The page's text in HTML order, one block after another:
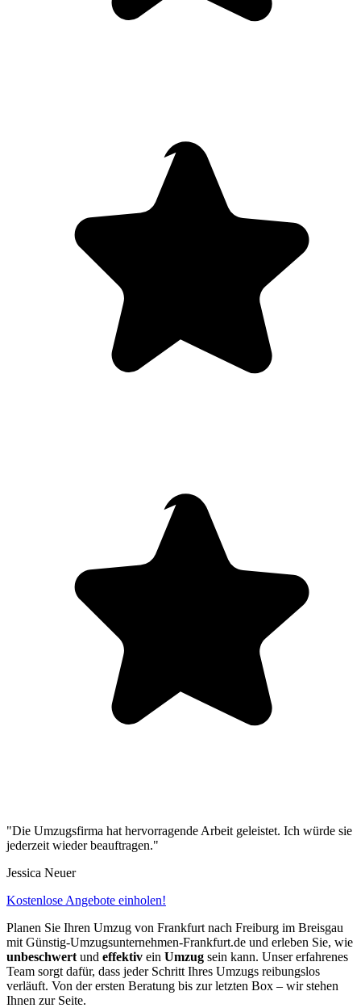
"Die Umzugsfirma hat hervorragende Arbeit geleistet. Ich würde sie
jederzeit wieder beauftragen."
Jessica Neuer
Kostenlose Angebote einholen!
Planen Sie Ihren Umzug von Frankfurt nach Freiburg im Breisgau
mit Günstig-Umzugsunternehmen-Frankfurt.de und erleben Sie, wie
unbeschwert und effektiv ein Umzug sein kann. Unser erfahrenes
Team sorgt dafür, dass jeder Schritt Ihres Umzugs reibungslos
verläuft. Von der ersten Beratung bis zur letzten Box – wir stehen
Ihnen zur Seite.